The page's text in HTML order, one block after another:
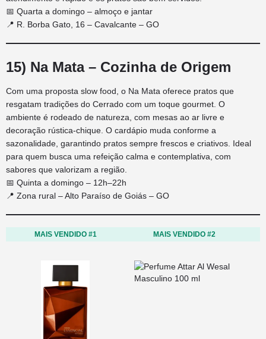
📅 Quarta a domingo – almoço e jantar
📍 R. Borba Gato, 16 – Cavalcante – GO
15) Na Mata – Cozinha de Origem
Com uma proposta slow food, o Na Mata oferece pratos que
resgatam tradições do Cerrado com um toque gourmet. O
ambiente é rodeado de natureza, com mesas ao ar livre e
decoração rústica-chique. O cardápio muda conforme a
sazonalidade, garantindo pratos sempre frescos e criativos. Ideal
para quem busca uma refeição calma e contemplativa, com
sabores que valorizam a região.
📅 Quinta a domingo – 12h–22h
📍 Zona rural – Alto Paraíso de Goiás – GO
MAIS VENDIDO #1 MAIS VENDIDO #2